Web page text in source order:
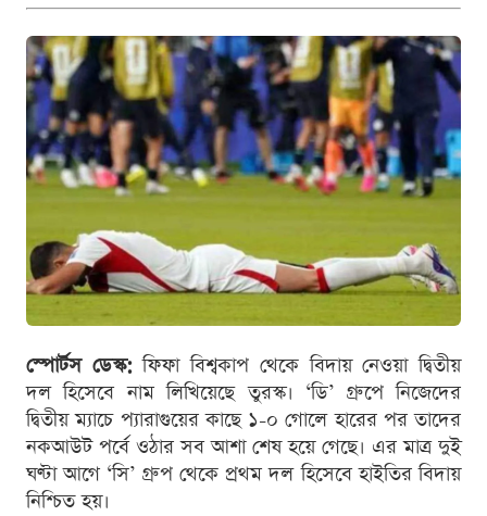
স্পোর্টস ডেস্ক:ফিফা বিশ্বকাপ থেকে বিদায় নেওয়া দ্বিতীয়
দল হিসেবে নাম লিখিয়েছে তুরস্ক। ‘ডি’ গ্রুপে নিজেদের
দ্বিতীয় ম্যাচে প্যারাগুয়ের কাছে ১-০ গোলে হারের পর তাদের
নকআউট পর্বে ওঠার সব আশা শেষ হয়ে গেছে। এর মাত্র দুই
ঘণ্টা আগে ‘সি’ গ্রুপ থেকে প্রথম দল হিসেবে হাইতির বিদায়
নিশ্চিত হয়।